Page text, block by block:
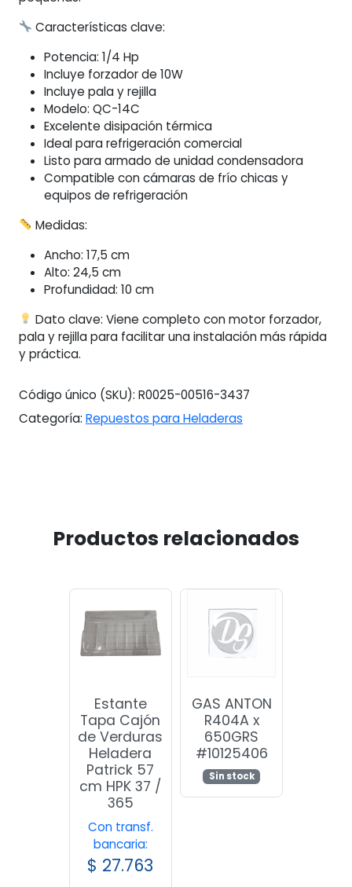
Características clave:
Potencia: 1/4 Hp
Incluye forzador de 10W
Incluye pala y rejilla
Modelo: QC-14C
Excelente disipación térmica
Ideal para refrigeración comercial
Listo para armado de unidad condensadora
Compatible con cámaras de frío chicas y
equipos de refrigeración
Medidas:
Ancho: 17,5 cm
Alto: 24,5 cm
Profundidad: 10 cm
Dato clave: Viene completo con motor forzador,
pala y rejilla para facilitar una instalación más rápida
y práctica.
Código único (SKU): R0025-00516-3437
Categoría: Repuestos para Heladeras
Productos relacionados
Estante
Tapa Cajón
de Verduras
Heladera
Patrick 57
cm HPK 37 /
365
Con transf.
bancaria:
$ 27.763
GAS ANTON
R404A x
650GRS
#10125406
Sin stock